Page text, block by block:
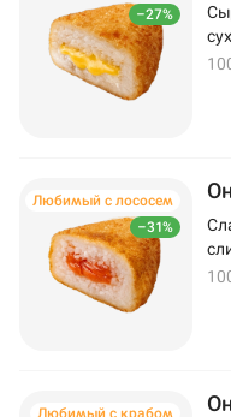
–27%
–31%
Любимый с лососем
Любимый с крабом